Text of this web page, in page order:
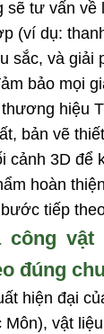
sẽ tư vấn về
(ví dụ:
sắc, và giải
bảo mọi
hiệu
bản vẽ
cảnh 3D để
hoàn
tiếp
vật
đúng
hiện đại
Môn), vật